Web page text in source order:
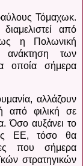
Τόμαχωκ.
από
η Πολωνική
ανάκτηση των
οποία σήμερα
αλλάζουν
από φιλική σε
Όσο αυξάνει το
ΕΕ, τόσο θα
που σήμερα
στρατηγικών